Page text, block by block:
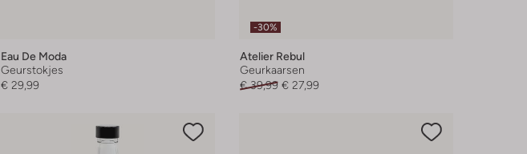
Eau De Moda
Geurstokjes
€ 29,99
-30%
Atelier Rebul
Geurkaarsen
€ 39,99 € 27,99